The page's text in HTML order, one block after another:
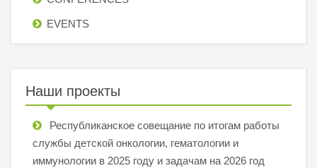
EVENTS
Наши проекты
Республиканское совещание по итогам работы
службы детской онкологии, гематологии и
иммунологии в 2025 году и задачам на 2026 год